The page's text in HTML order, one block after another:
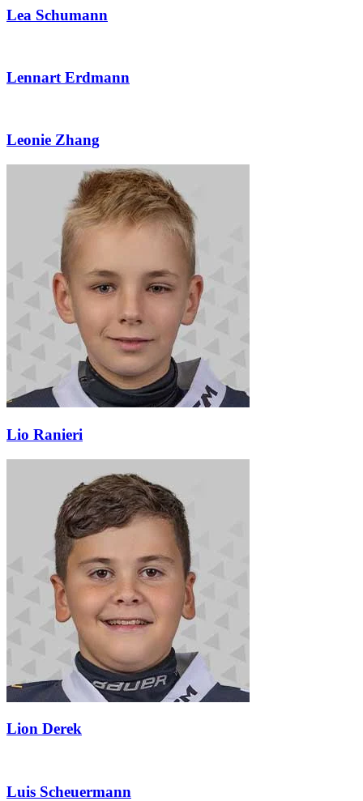
Lea Schumann
Lennart Erdmann
Leonie Zhang
Lio Ranieri
Lion Derek
Luis Scheuermann